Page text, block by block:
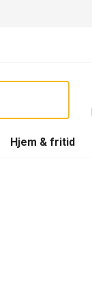
Hjem & fritid